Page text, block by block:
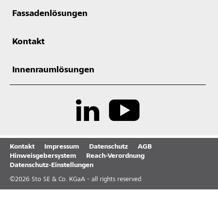
Fassadenlösungen
Kontakt
Innenraumlösungen
Kontakt Impressum Datenschutz
AGB
Hinweisgebersystem
Reach-Verordnung
Datenschutz-Einstellungen
©2026 Sto SE & Co. KGaA - all rights reserved